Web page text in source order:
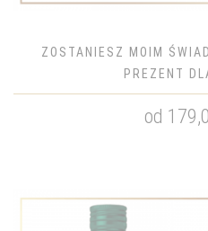
ZOSTANIESZ MOIM
PREZENT
od